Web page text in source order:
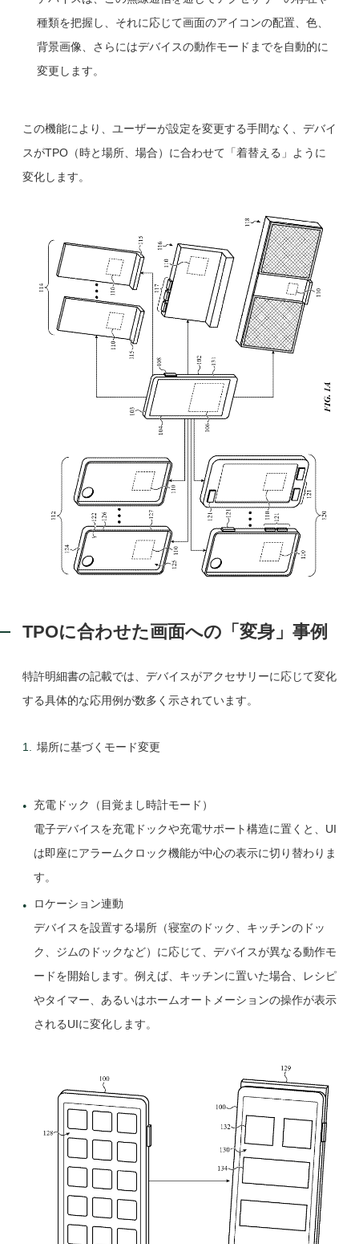
種類を把握し、それに応じて画面のアイコンの配置、色、
背景画像、さらにはデバイスの動作モードまでを自動的に
変更します。
この機能により、ユーザーが設定を変更する手間なく、デバイ
スがTPO（時と場所、場合）に合わせて「着替える」ように
変化します。
TPOに合わせた画面への「変身」事例
特許明細書の記載では、デバイスがアクセサリーに応じて変化
する具体的な応用例が数多く示されています。
場所に基づくモード変更
充電ドック（目覚まし時計モード）
電子デバイスを充電ドックや充電サポート構造に置くと、UI
は即座にアラームクロック機能が中心の表示に切り替わりま
す。
ロケーション連動
デバイスを設置する場所（寝室のドック、キッチンのドッ
ク、ジムのドックなど）に応じて、デバイスが異なる動作モ
ードを開始します。例えば、キッチンに置いた場合、レシピ
やタイマー、あるいはホームオートメーションの操作が表示
されるUIに変化します。